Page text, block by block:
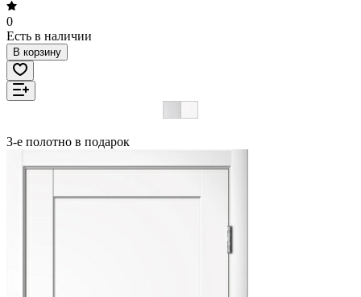
0
Есть в наличии
В корзину
3-е полотно в подарок